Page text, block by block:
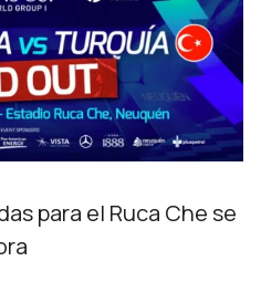
para el Ruca Che se